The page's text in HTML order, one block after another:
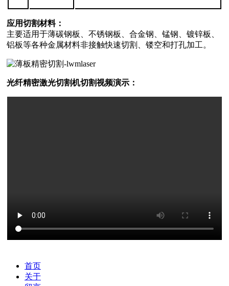
应用切割材料：
主要适用于薄碳钢板、不锈钢板、合金钢、锰钢、镀锌板、
铝板等各种金属材料非接触快速切割、镂空和打孔加工。
光纤精密激光切割机切割视频演示：
首页
关于